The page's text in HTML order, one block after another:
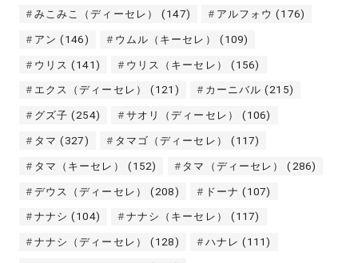
みこみこ（ディーセレ） (147) アルフォウ (176)
アン (146) ウムル（キーセレ） (109)
ウリス (141) ウリス（キーセレ） (156)
エクス（ディーセレ） (121) カーニバル (215)
グズ子 (254) サオリ（ディーセレ） (106)
タマ (327) タマゴ（ディーセレ） (117)
タマ（キーセレ） (152) タマ（ディーセレ） (286)
デウス（ディーセレ） (208) ドーナ (107)
ナナシ (104) ナナシ（キーセレ） (117)
ナナシ（ディーセレ） (128) ハナレ (111)